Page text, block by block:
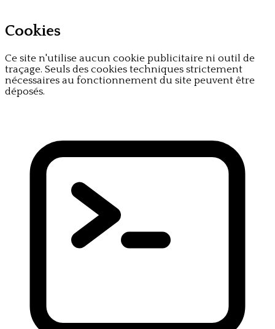
Cookies
Ce site n'utilise aucun cookie publicitaire ni outil de
traçage. Seuls des cookies techniques strictement
nécessaires au fonctionnement du site peuvent être
déposés.